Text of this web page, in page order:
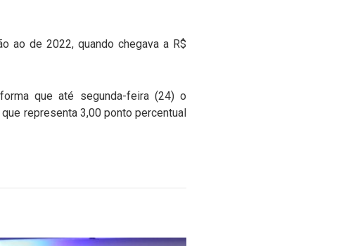
ao de 2022, quando chegava a R$
que até segunda-feira (24) o
representa 3,00 ponto percentual